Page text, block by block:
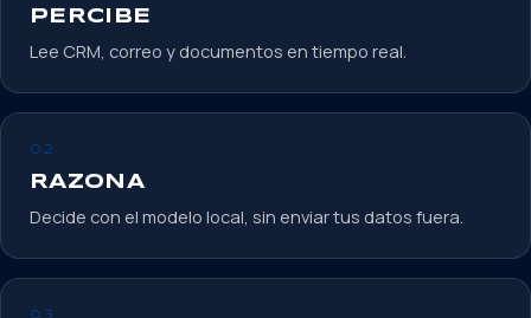
PERCIBE
Lee CRM, correo y documentos en tiempo real.
02
RAZONA
Decide con el modelo local, sin enviar tus datos fuera.
03